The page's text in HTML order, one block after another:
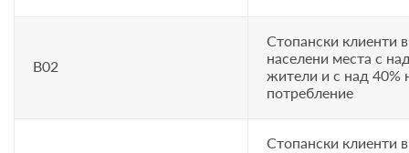
B02
Стопански клиенти в
населени места с
жители и с над 40%
потребление
Стопански клиенти в